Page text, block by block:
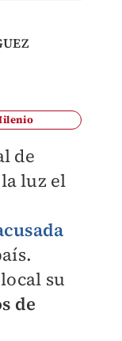
de
luz el
su
de